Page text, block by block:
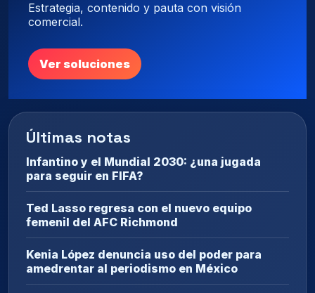
Estrategia, contenido y pauta con visión
comercial.
Ver soluciones
Últimas notas
Infantino y el Mundial 2030: ¿una jugada
para seguir en FIFA?
Ted Lasso regresa con el nuevo equipo
femenil del AFC Richmond
Kenia López denuncia uso del poder para
amedrentar al periodismo en México